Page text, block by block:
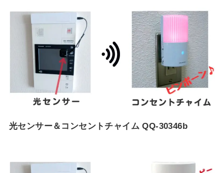
光センサー＆コンセントチャイム QQ-30346b